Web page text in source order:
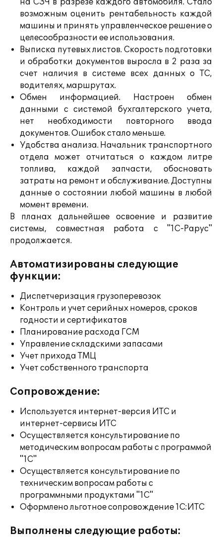
на СЗЧ в разрезе каждого автомобиля. Стало
возможным оценить рентабельность каждой
машины и принять управленческое решение о
целесообразности ее использования.
Выписка путевых листов. Скорость подготовки
и обработки документов выросла в 2 раза за
счет наличия в системе всех данных о ТС,
водителях, маршрутах.
Обмен информацией. Настроен обмен
данными с системой бухгалтерского учета,
нет необходимости повторного ввода
документов. Ошибок стало меньше.
Удобства анализа. Начальник транспортного
отдела может отчитаться о каждом литре
топлива, каждой запчасти, обосновать
затраты на ремонт и обслуживание. Доступны
данные о состоянии любой машины в любой
момент времени.
В планах дальнейшее освоение и развитие
системы, совместная работа с "1С-Рарус"
продолжается.
Автоматизированы следующие
функции:
Диспетчеризация грузоперевозок
Контроль и учет серийных номеров, сроков
годности и сертификатов
Планирование расхода ГСМ
Управление складскими запасами
Учет прихода ТМЦ
Учет собственного транспорта
Сопровождение:
Используется интернет-версия ИТС и
интернет-сервисы ИТС
Осуществляется консультирование по
методическим вопросам работы с программой
"1С"
Осуществляется консультирование по
техническим вопросам работы с
программными продуктами "1С"
Оформлено льготное сопровождение 1С:ИТС
Выполнены следующие работы: